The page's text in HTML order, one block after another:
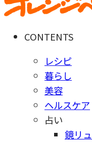
CONTENTS
レシピ
暮らし
美容
ヘルスケア
占い
鏡リ